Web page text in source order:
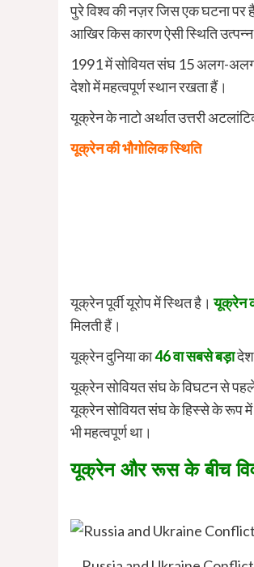
पुरे विश्व की नज़र जिस एक घटना
आखिर किस कारण ऐसी स्थिति
1991 में सोवियत संघ 15 अलग-अलग
देशो में महत्वपूर्ण स्थान रखता हैं।
यूक्रेन के नाटो अर्थात उत्तरी
यूक्रेन की भौगोलिक स्थिति
यूक्रेन पूर्वी यूरोप में स्थित है।यूक्रेन
मिलती हैं।
यूक्रेन दुनिया का46 वा सबसे बड़ादेश
यूक्रेन सोवियत संघ के विघटन से
यूक्रेन सोवियत संघ के हिस्से के रूप
भी महत्वपूर्ण था।
यूक्रेन और रूस के बीच